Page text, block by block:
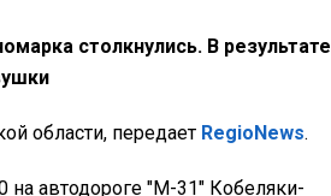
столкнулись. В результате
области, передает RegioNews.
на автодороге "М-31" Кобеляки-